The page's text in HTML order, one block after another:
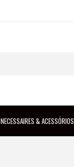
NECESSAIRES & ACESSÓRIOS